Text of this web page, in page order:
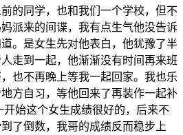
的同学，也和我们一个学校，但不
派来的间谍，我有点生气他没告诉
。是女生先对他表白，他犹豫了半
走到一起，他渐渐没有时间再来班
也不再晚上等我一起回家。我也乐
方自习，等他回来了再装作一起补
始这个女生成绩很好的，后来不
了倒数，我哥的成绩反而稳步上